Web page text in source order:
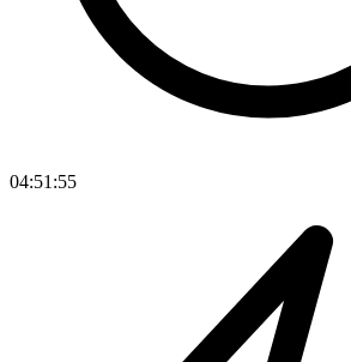
04:51:55